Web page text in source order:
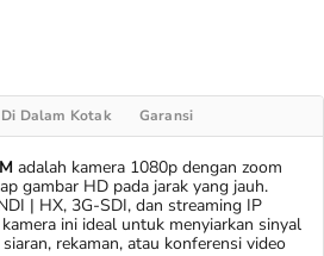
Di Dalam Kotak Garansi
adalah kamera 1080p dengan zoom
gambar HD pada jarak yang jauh.
| HX, 3G-SDI, dan streaming IP
ini ideal untuk menyiarkan sinyal
rekaman, atau konferensi video